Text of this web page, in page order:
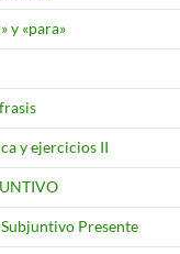
y «para»
y ejercicios II
Presente